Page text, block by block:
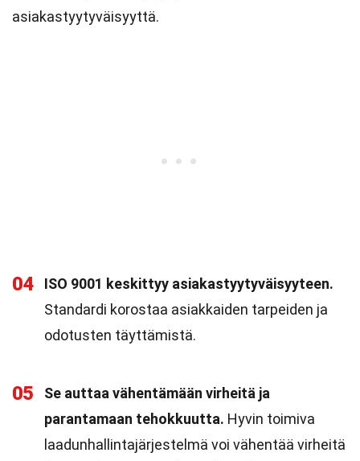
asiakastyytyväisyyttä.
04
ISO 9001 keskittyy asiakastyytyväisyyteen.
Standardi korostaa asiakkaiden tarpeiden ja
odotusten täyttämistä.
05
Se auttaa vähentämään virheitä ja
parantamaan tehokkuutta. Hyvin toimiva
laadunhallintajärjestelmä voi vähentää virheitä